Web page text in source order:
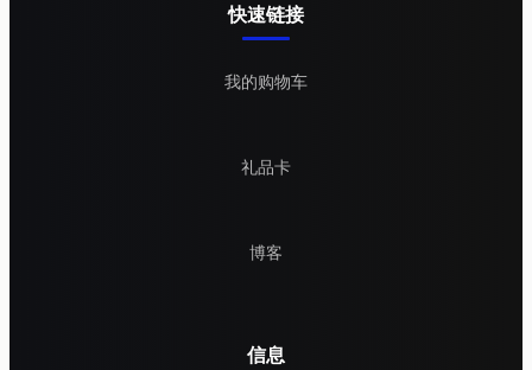
快速链接
我的购物车
礼品卡
博客
信息